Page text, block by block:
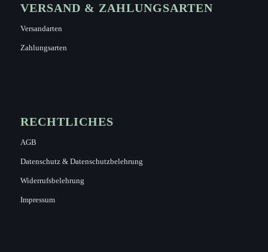
VERSAND & ZAHLUNGSARTEN
Versandarten
Zahlungsarten
RECHTLICHES
AGB
Datenschutz & Datenschutzbelehrung
Widerrufsbelehrung
Impressum